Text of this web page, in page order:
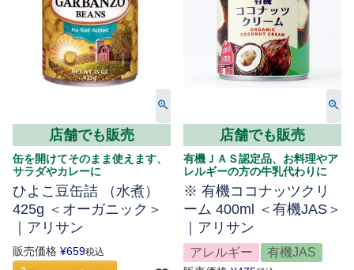
店舗でも販売
缶を開けてそのまま使えます、
サラダやカレーに
ひよこ豆缶詰 （水煮）
425g ＜オーガニック＞
｜アリサン
販売価格 ¥659税込
店舗でも販売
有機ＪＡＳ認定品、お料理やア
レルギーの方の牛乳代わりに
※ 有機ココナッツクリ
ーム 400ml ＜有機JAS＞
｜アリサン
アレルギー 有機JAS